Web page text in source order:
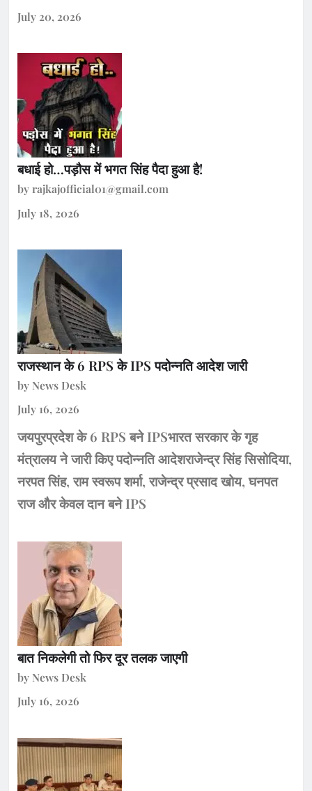
July 20, 2026
बधाई हो…पड़ौस में भगत सिंह पैदा हुआ है!
by rajkajofficial01@gmail.com
July 18, 2026
राजस्थान के 6 RPS के IPS पदोन्नति आदेश जारी
by News Desk
July 16, 2026
जयपुरप्रदेश के 6 RPS बने IPSभारत सरकार के गृह
मंत्रालय ने जारी किए पदोन्नति आदेशराजेन्द्र सिंह सिसोदिया,
नरपत सिंह, राम स्वरूप शर्मा, राजेन्द्र प्रसाद खोय, घनपत
राज और केवल दान बने IPS
बात निकलेगी तो फिर दूर तलक जाएगी
by News Desk
July 16, 2026